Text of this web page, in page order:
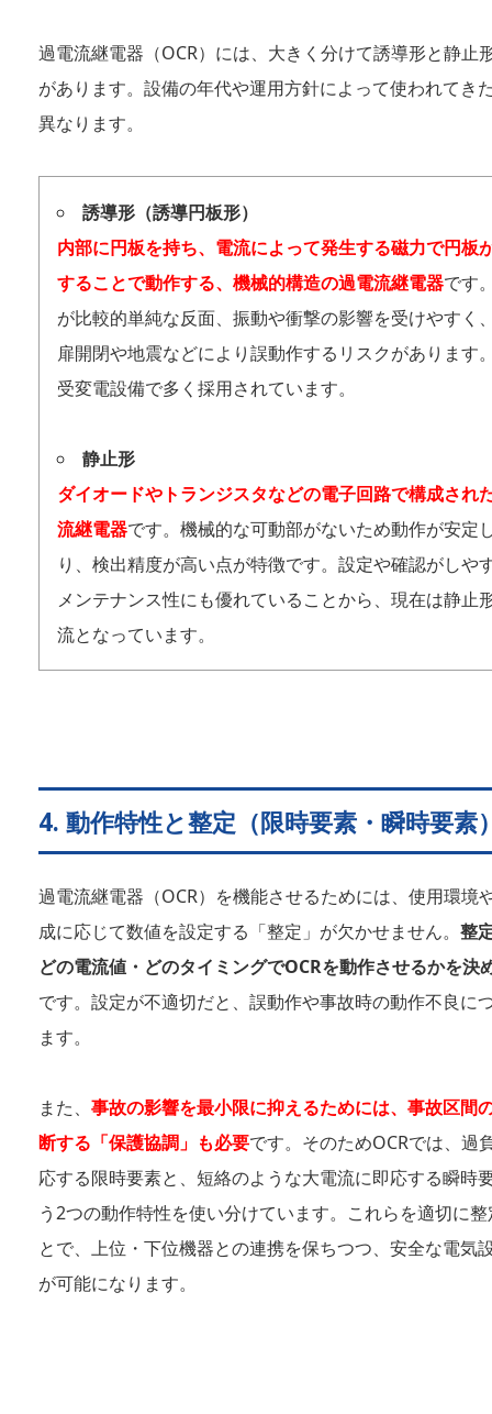
過電流継電器（OCR）には、大きく分けて誘導形と静止
があります。設備の年代や運用方針によって使われてき
異なります。
誘導形（誘導円板形）
内部に円板を持ち、電流によって発生する磁力で円板
することで動作する、機械的構造の過電流継電器です
が比較的単純な反面、振動や衝撃の影響を受けやすく
扉開閉や地震などにより誤動作するリスクがあります
受変電設備で多く採用されています。
静止形
ダイオードやトランジスタなどの電子回路で構成され
流継電器です。機械的な可動部がないため動作が安定
り、検出精度が高い点が特徴です。設定や確認がしや
メンテナンス性にも優れていることから、現在は静止
流となっています。
4. 動作特性と整定（限時要素・瞬時要素
過電流継電器（OCR）を機能させるためには、使用環境
成に応じて数値を設定する「整定」が欠かせません。 整
どの電流値・どのタイミングでOCRを動作させるかを決
です。設定が不適切だと、誤動作や事故時の動作不良に
ます。
また、 事故の影響を最小限に抑えるためには、事故区間
断する「保護協調」も必要です。そのためOCRでは、過
応する限時要素と、短絡のような大電流に即応する瞬時
う2つの動作特性を使い分けています。これらを適切に
とで、上位・下位機器との連携を保ちつつ、安全な電気
が可能になります。